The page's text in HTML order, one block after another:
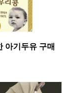
아기두유 구매